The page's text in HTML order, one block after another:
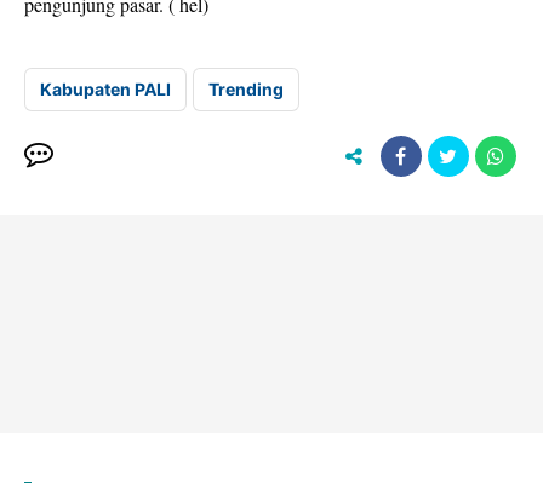
Kabupaten PALI Trending